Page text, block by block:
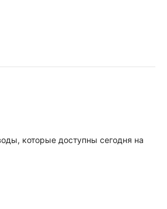
которые доступны сегодня на